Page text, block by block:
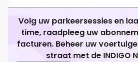
Volg uw parkeersessies en
time, raadpleeg uw
facturen. Beheer uw
straat met de INDIGO